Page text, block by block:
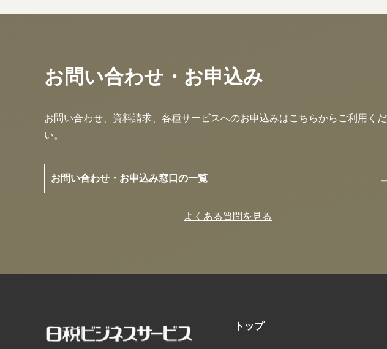
お問い合わせ・お申込み
お問い合わせ、資料請求、各種サービスへのお申込みはこちらからご利用くだ
い。
お問い合わせ・お申込み窓口の一覧
よくある質問を見る
トップ